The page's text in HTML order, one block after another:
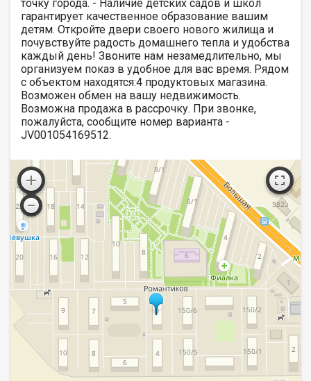
точку города. - Наличие детских садов и школ
гарантирует качественное образование вашим
детям. Откройте двери своего нового жилища и
почувствуйте радость домашнего тепла и удобства
каждый день! Звоните нам незамедлительно, мы
организуем показ в удобное для вас время. Рядом
с объектом находятся:4 продуктовых магазина.
Возможен обмен на вашу недвижимость.
Возможна продажа в рассрочку. При звонке,
пожалуйста, сообщите номер варианта -
JV001054169512.